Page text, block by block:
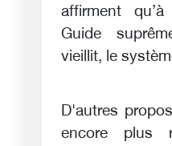
affirment
Guide
vieillit, le
D'autres
encore plus